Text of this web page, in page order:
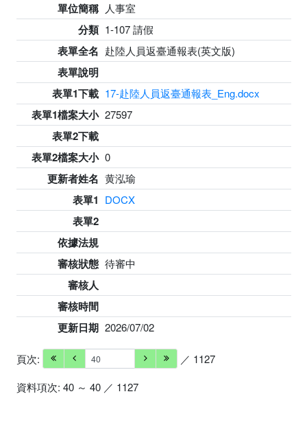
單位簡稱 人事室
分類 1-107 請假
表單全名 赴陸人員返臺通報表(英文版)
表單說明
表單1下載 17-赴陸人員返臺通報表_Eng.docx
表單1檔案大小 27597
表單2下載
表單2檔案大小 0
更新者姓名 黄泓瑜
表單1 DOCX
表單2
依據法規
審核狀態 待審中
審核人
審核時間
更新日期 2026/07/02
頁次:
／ 1127
資料項次: 40 ～ 40 ／ 1127